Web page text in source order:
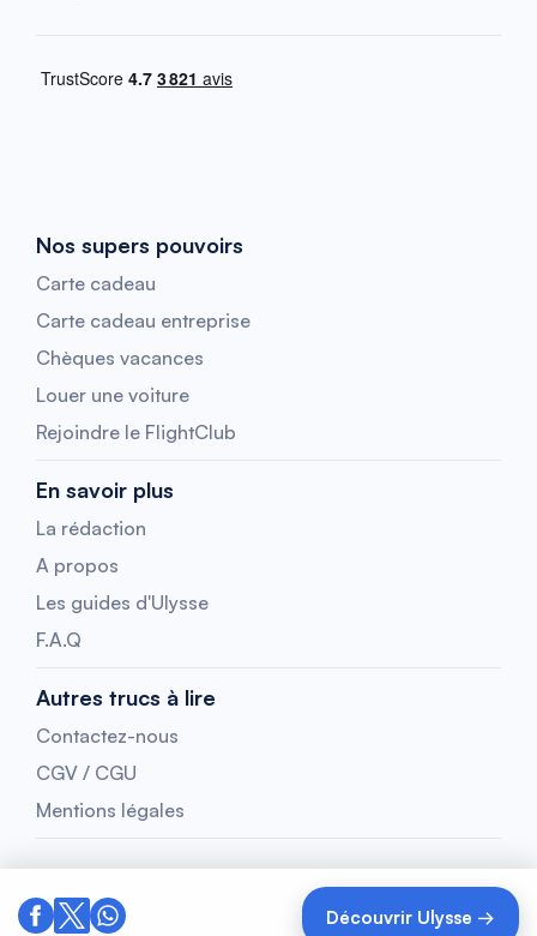
Découvrir Ulysse →
Nos supers pouvoirs
Carte cadeau
Carte cadeau entreprise
Chèques vacances
Louer une voiture
Rejoindre le FlightClub
En savoir plus
La rédaction
A propos
Les guides d'Ulysse
F.A.Q
Autres trucs à lire
Contactez-nous
CGV / CGU
Mentions légales